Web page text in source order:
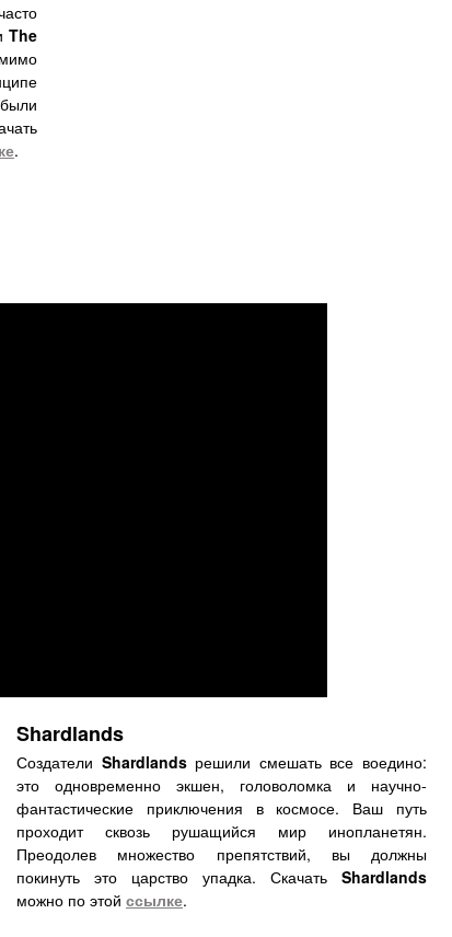
The
.
Shardlands
Создатели Shardlandsрешили смешать все воедино:
это одновременно экшен, головоломка и научно-
фантастические приключения в космосе. Ваш путь
проходит сквозь рушащийся мир инопланетян.
Преодолев множество препятствий, вы должны
покинуть это царство упадка. Скачать Shardlands
можно по этой ссылке.